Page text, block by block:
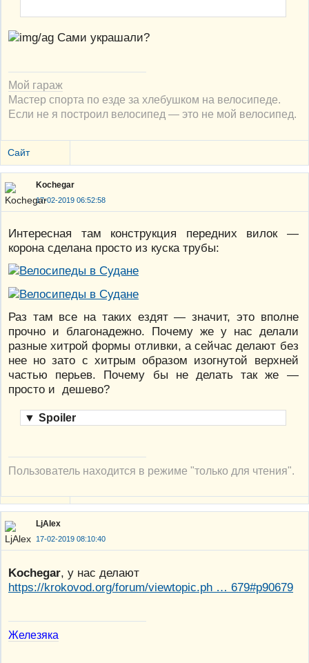
Сами украшали?
Мой гараж
Мастер спорта по езде за хлебушком на велосипеде.
Если не я построил велосипед — это не мой велосипед.
Сайт
Kochegar
17-02-2019 06:52:58
Интересная там конструкция передних вилок —
корона сделана просто из куска трубы:
Раз там все на таких ездят — значит, это вполне
прочно и благонадежно. Почему же у нас делали
разные хитрой формы отливки, а сейчас делают без
нее но зато с хитрым образом изогнутой верхней
частью перьев. Почему бы не делать так же —
просто и дешево?
▼ Spoiler
Пользователь находится в режиме "только для чтения".
LjAlex
17-02-2019 08:10:40
Kochegar, у нас делают
https://krokovod.org/forum/viewtopic.ph … 679#p90679
Железяка